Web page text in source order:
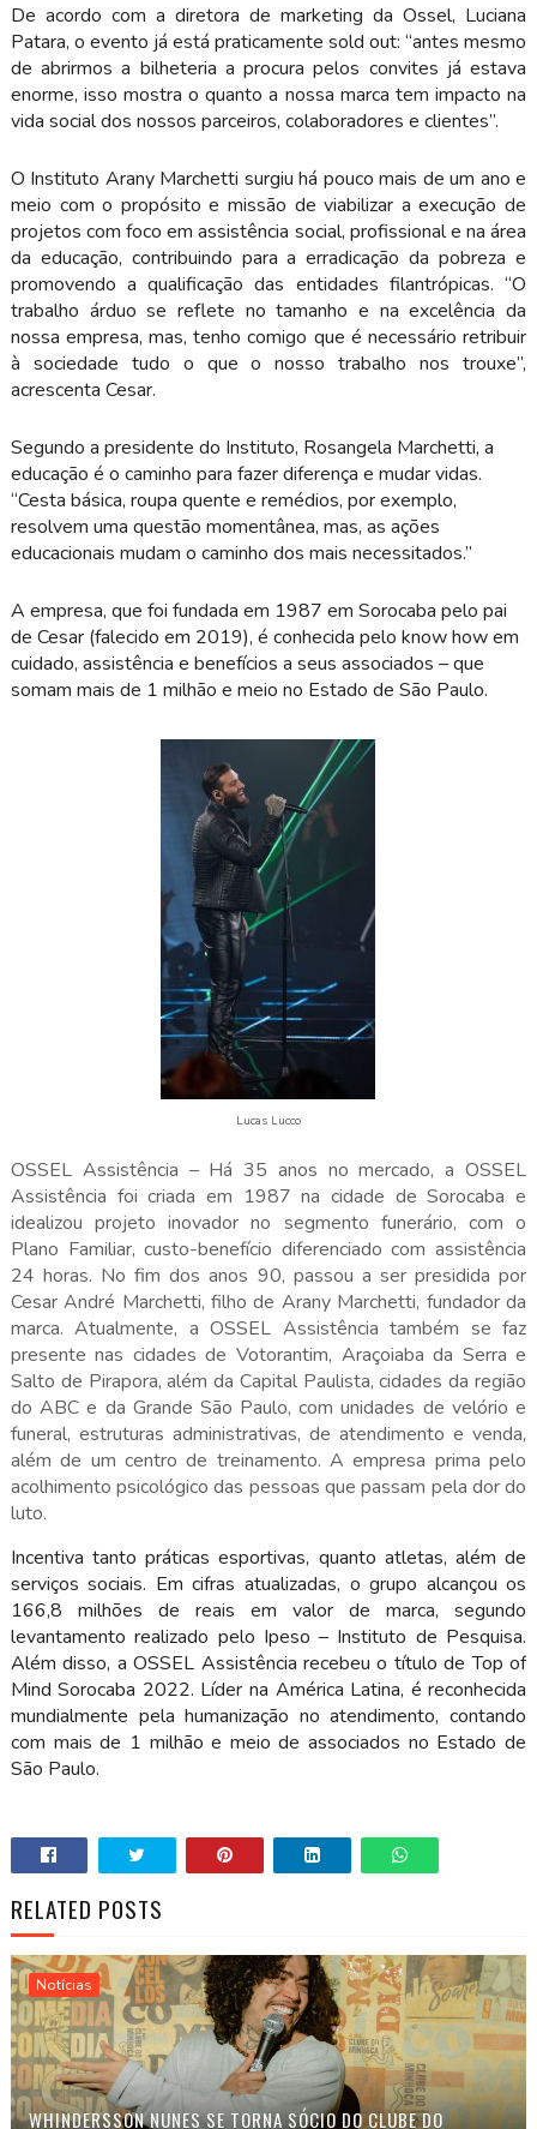
De acordo com a diretora de marketing da Ossel, Luciana
Patara, o evento já está praticamente sold out: “antes mesmo
de abrirmos a bilheteria a procura pelos convites já estava
enorme, isso mostra o quanto a nossa marca tem impacto na
vida social dos nossos parceiros, colaboradores e clientes”.
O Instituto Arany Marchetti surgiu há pouco mais de um ano e
meio com o propósito e missão de viabilizar a execução de
projetos com foco em assistência social, profissional e na área
da educação, contribuindo para a erradicação da pobreza e
promovendo a qualificação das entidades filantrópicas. “O
trabalho árduo se reflete no tamanho e na excelência da
nossa empresa, mas, tenho comigo que é necessário retribuir
à sociedade tudo o que o nosso trabalho nos trouxe”,
acrescenta Cesar.
Segundo a presidente do Instituto, Rosangela Marchetti, a
educação é o caminho para fazer diferença e mudar vidas.
“Cesta básica, roupa quente e remédios, por exemplo,
resolvem uma questão momentânea, mas, as ações
educacionais mudam o caminho dos mais necessitados.”
A empresa, que foi fundada em 1987 em Sorocaba pelo pai
de Cesar (falecido em 2019), é conhecida pelo know how em
cuidado, assistência e benefícios a seus associados – que
somam mais de 1 milhão e meio no Estado de São Paulo.
Lucas Lucco
OSSEL Assistência – Há 35 anos no mercado, a OSSEL
Assistência foi criada em 1987 na cidade de Sorocaba e
idealizou projeto inovador no segmento funerário, com o
Plano Familiar, custo-benefício diferenciado com assistência
24 horas. No fim dos anos 90, passou a ser presidida por
Cesar André Marchetti, filho de Arany Marchetti, fundador da
marca. Atualmente, a OSSEL Assistência também se faz
presente nas cidades de Votorantim, Araçoiaba da Serra e
Salto de Pirapora, além da Capital Paulista, cidades da região
do ABC e da Grande São Paulo, com unidades de velório e
funeral, estruturas administrativas, de atendimento e venda,
além de um centro de treinamento. A empresa prima pelo
acolhimento psicológico das pessoas que passam pela dor do
luto.
Incentiva tanto práticas esportivas, quanto atletas, além de
serviços sociais. Em cifras atualizadas, o grupo alcançou os
166,8 milhões de reais em valor de marca, segundo
levantamento realizado pelo Ipeso – Instituto de Pesquisa.
Além disso, a OSSEL Assistência recebeu o título de Top of
Mind Sorocaba 2022. Líder na América Latina, é reconhecida
mundialmente pela humanização no atendimento, contando
com mais de 1 milhão e meio de associados no Estado de
São Paulo.
RELATED POSTS
Notícias
WHINDERSSON NUNES SE TORNA SÓCIO DO CLUBE DO